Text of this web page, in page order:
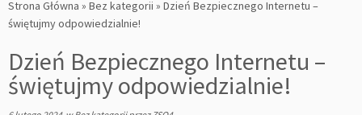
content
Strona Główna » Bez kategorii » Dzień Bezpiecznego Internetu –
świętujmy odpowiedzialnie!
Dzień Bezpiecznego Internetu –
świętujmy odpowiedzialnie!